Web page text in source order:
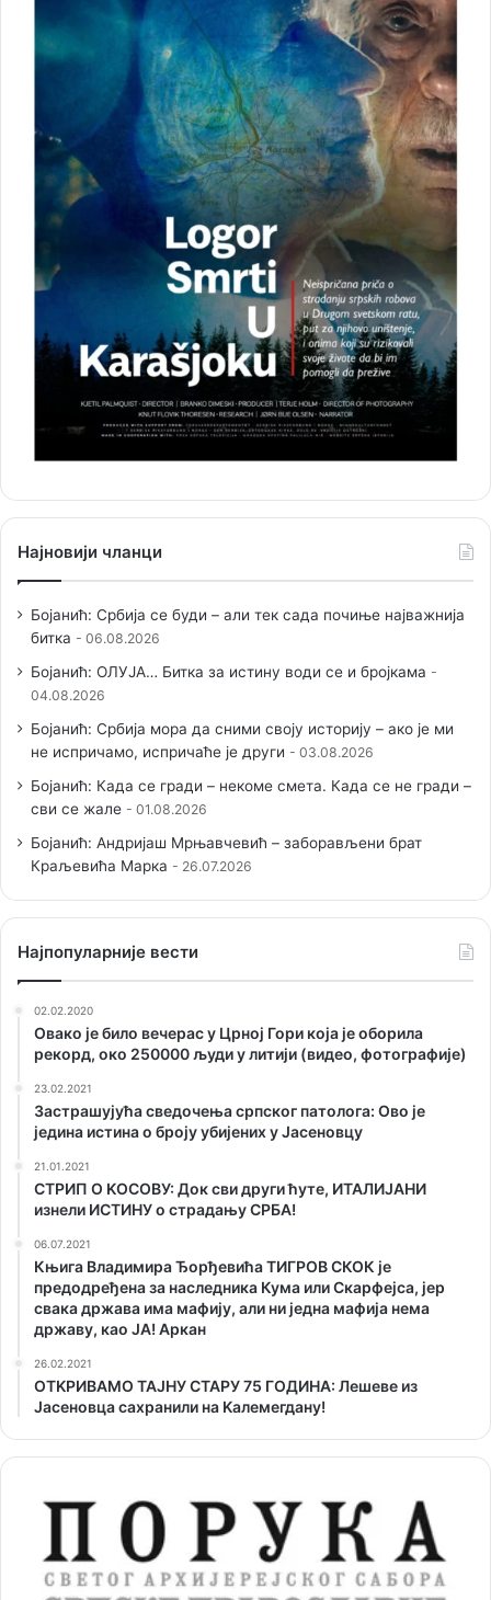
Најновији чланци
Бојанић: Србија се буди – али тек сада почиње најважнија
битка
06.08.2026
Бојанић: ОЛУЈА… Битка за истину води се и бројкама
04.08.2026
Бојанић: Србија мора да сними своју историју – ако је ми
не испричамо, испричаће је други
03.08.2026
Бојанић: Када се гради – некоме смета. Када се не гради –
сви се жале
01.08.2026
Бојанић: Андријаш Мрњавчевић – заборављени брат
Краљевића Марка
26.07.2026
Наjпопуларније вести
02.02.2020
Овако је било вечерас у Црној Гори која је оборила
рекорд, око 250000 људи у литији (видео, фотографије)
23.02.2021
Застрашујућа сведочења српског патолога: Ово је
једина истина о броју убијених у Јасеновцу
21.01.2021
СТРИП О KОСОВУ: Док сви други ћуте, ИТАЛИЈАНИ
изнели ИСТИНУ о страдању СРБА!
06.07.2021
Књига Владимира Ђорђевића ТИГРОВ СКОК је
предодређена за наследника Кума или Скарфејса, јер
свака држава има мафију, али ни једна мафија нема
државу, као ЈА! Аркан
26.02.2021
ОТKРИВАМО ТАЈНУ СТАРУ 75 ГОДИНА: Лешеве из
Јасеновца сахранили на Kалемегдану!